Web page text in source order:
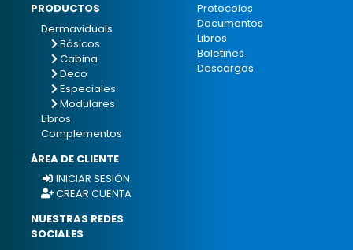
PRODUCTOS
Dermaviduals
Básicos
Cabina
Deco
Especiales
Modulares
Libros
Complementos
Protocolos
Documentos
Libros
Boletines
Descargas
ÁREA DE CLIENTE
INICIAR SESIÓN
CREAR CUENTA
NUESTRAS REDES
SOCIALES